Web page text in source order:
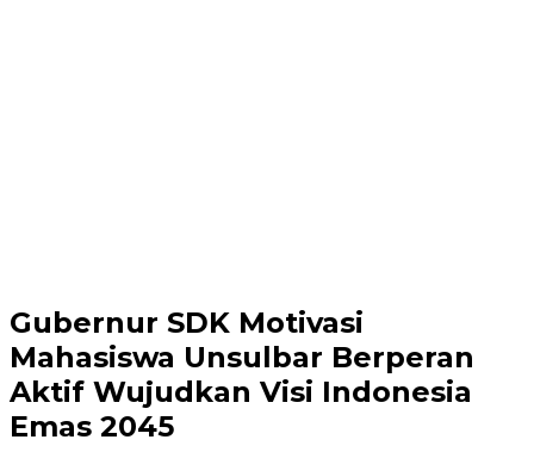
Gubernur SDK Motivasi
Mahasiswa Unsulbar Berperan
Aktif Wujudkan Visi Indonesia
Emas 2045